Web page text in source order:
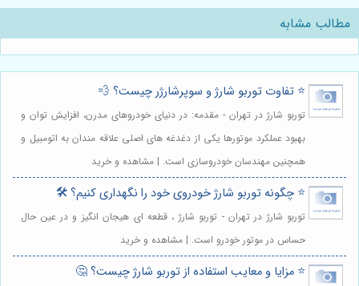
مطالب مشابه
⭐️ تفاوت توربو شارژ و سوپرشارژر چیست؟ 💨
توربو شارژ در تهران - مقدمه: در دنیای خودروهای مدرن، افزایش توان و
بهبود عملکرد موتورها یکی از دغدغه های اصلی علاقه مندان به اتومبیل و
همچنین مهندسان خودروسازی است. | مشاهده و خرید
⭐️ چگونه توربو شارژ خودروی خود را نگهداری کنیم؟ 🛠️
توربو شارژ در تهران - توربو شارژ ، قطعه ای هیجان انگیز و در عین حال
حساس در موتور خودرو است. | مشاهده و خرید
⭐️ مزایا و معایب استفاده از توربو شارژ چیست؟ 🤔